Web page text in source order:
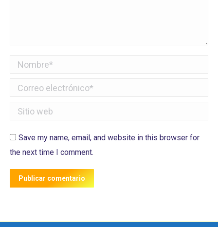
Nombre *
Correo electrónico *
Sitio web
Save my name, email, and website in this browser for
the next time I comment.
Publicar comentario